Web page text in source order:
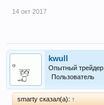
14 окт 2017
kwull
Опытный трейдер
Пользователь
smarty сказал(а): ↑